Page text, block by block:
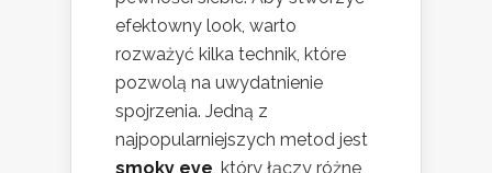
efektowny look, warto
rozważyć kilka technik, które
pozwolą na uwydatnienie
spojrzenia. Jedną z
najpopularniejszych metod jest
smoky eye , który łączy różne